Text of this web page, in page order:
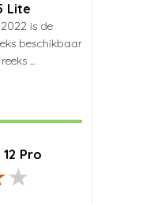
Lite
is de
beschikbaar
...
Pro